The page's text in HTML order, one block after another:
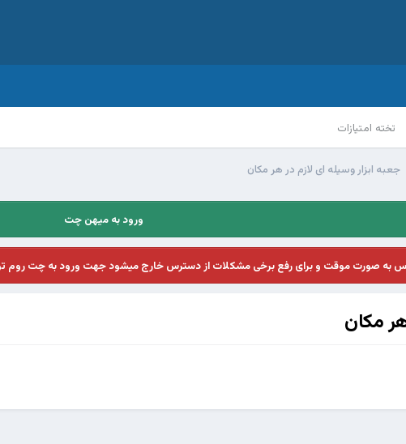
تخته امتیازات
جعبه ابزار وسیله ای لازم در هر مکان
ورود به میهن چت
به صورت موقت و برای رفع برخی مشکلات از دسترس خارج میشود جهت ورود به چت روم
مکان